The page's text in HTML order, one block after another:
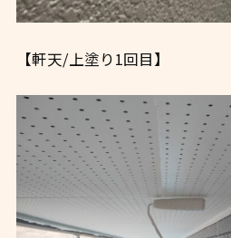
【軒天/上塗り1回目】